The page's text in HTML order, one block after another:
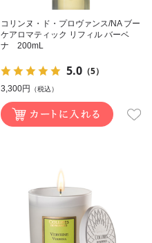
コリンヌ・ド・プロヴァンス/NA ブー
ケアロマティック リフィル バーベ
ナ 200mL
5.0 （5）
3,300円 （税込）